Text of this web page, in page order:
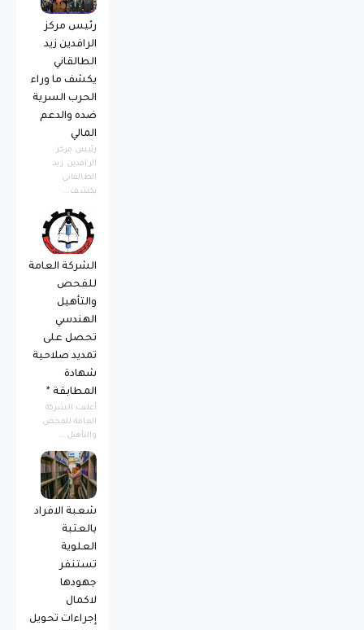
رئيس مركز
الرافدين زيد
الطالقاني
يكشف ما وراء
الحرب السرية
ضده والدعم
المالي
رئيس مركز
الرافدين زيد
الطالقاني
يكشف...
الشركة العامة
للفحص
والتأهيل
الهندسي
تحصل على
تمديد صلاحية
شهادة
المطابقة *
أعلنت الشركة
العامة للفحص
والتأهيل...
شعبة الافراد
بالعتبة
العلوية
تستنفر
جهودها
لاكمال
إجراءات تحويل